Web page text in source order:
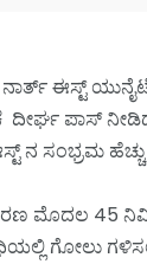
ಈಸ್ಟ್
ದೀರ್ಘ ಪಾಸ್
ನ ಸಂಭ್ರಮ
ಮೊದಲ 45
ಗೋಲು